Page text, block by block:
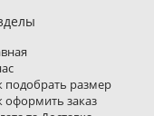
подобрать размер
оформить заказ